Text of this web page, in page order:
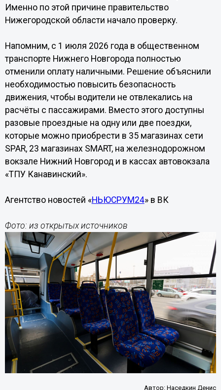
Именно по этой причине правительство
Нижегородской области начало проверку.
Напомним, с 1 июля 2026 года в общественном
транспорте Нижнего Новгорода полностью
отменили оплату наличными. Решение объяснили
необходимостью повысить безопасность
движения, чтобы водители не отвлекались на
расчёты с пассажирами. Вместо этого доступны
разовые проездные на одну или две поездки,
которые можно приобрести в 35 магазинах сети
SPAR, 23 магазинах SMART, на железнодорожном
вокзале Нижний Новгород и в кассах автовокзала
«ТПУ Канавинский».
Агентство новостей «НЬЮСРУМ24» в ВК
Фото: из открытых источников
Автор:Наседкин Денис